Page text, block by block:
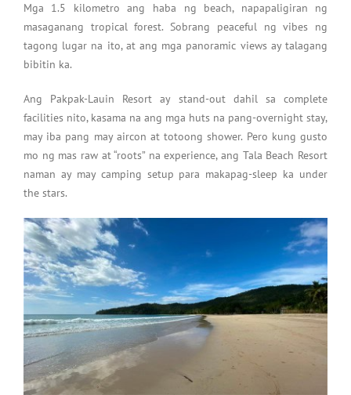
Mga 1.5 kilometro ang haba ng beach, napapaligiran ng
masaganang tropical forest. Sobrang peaceful ng vibes ng
tagong lugar na ito, at ang mga panoramic views ay talagang
bibitin ka.
Ang Pakpak-Lauin Resort ay stand-out dahil sa complete
facilities nito, kasama na ang mga huts na pang-overnight stay,
may iba pang may aircon at totoong shower. Pero kung gusto
mo ng mas raw at “roots” na experience, ang Tala Beach Resort
naman ay may camping setup para makapag-sleep ka under
the stars.